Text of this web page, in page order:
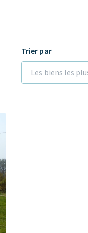
Trier par
Les biens les